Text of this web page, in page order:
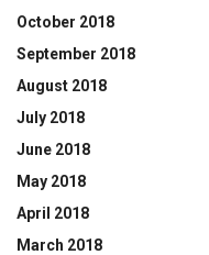
October 2018
September 2018
August 2018
July 2018
June 2018
May 2018
April 2018
March 2018